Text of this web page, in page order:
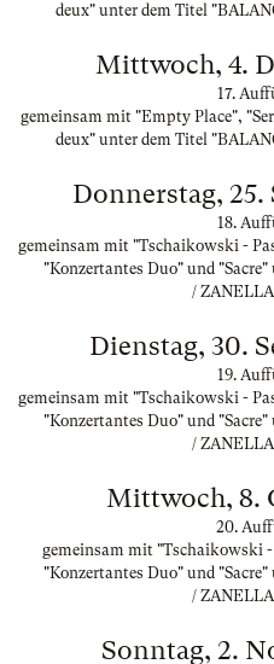
deux" unter dem Titel
Mittwoch, 4.
17.
gemeinsam mit "Empty Place",
deux" unter dem Titel
Donnerstag, 25.
18.
gemeinsam mit "Tschaikowski -
"Konzertantes Duo" und
/
Dienstag, 30.
19.
gemeinsam mit "Tschaikowski -
"Konzertantes Duo" und
/
Mittwoch, 8.
20.
gemeinsam mit "Tschaikowski -
"Konzertantes Duo" und
/
Sonntag, 2.